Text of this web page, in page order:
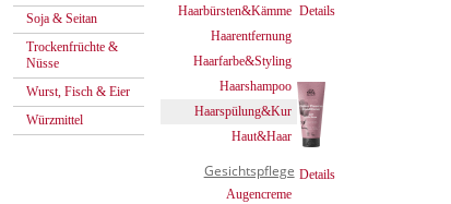
Soja & Seitan
Trockenfrüchte &
Nüsse
Wurst, Fisch & Eier
Würzmittel
Haarbürsten&Kämme
Haarentfernung
Haarfarbe&Styling
Haarshampoo
Haarspülung&Kur
Haut&Haar
Gesichtspflege
Augencreme
Details
Details